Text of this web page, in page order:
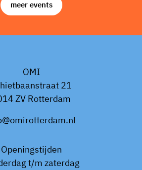
meer events
OMI
21
ZV Rotterdam
Openingstijden
t/m zaterdag